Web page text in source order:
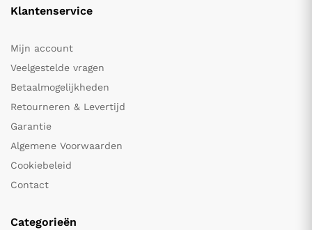
Klantenservice
Mijn account
Veelgestelde vragen
Betaalmogelijkheden
Retourneren & Levertijd
Garantie
Algemene Voorwaarden
Cookiebeleid
Contact
Categorieën